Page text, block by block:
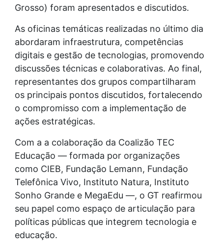
Grosso) foram apresentados e discutidos.
As oficinas temáticas realizadas no último dia
abordaram infraestrutura, competências
digitais e gestão de tecnologias, promovendo
discussões técnicas e colaborativas. Ao final,
representantes dos grupos compartilharam
os principais pontos discutidos, fortalecendo
o compromisso com a implementação de
ações estratégicas.
Com a a colaboração da Coalizão TEC
Educação — formada por organizações
como CIEB, Fundação Lemann, Fundação
Telefônica Vivo, Instituto Natura, Instituto
Sonho Grande e MegaEdu —, o GT reafirmou
seu papel como espaço de articulação para
políticas públicas que integrem tecnologia e
educação.